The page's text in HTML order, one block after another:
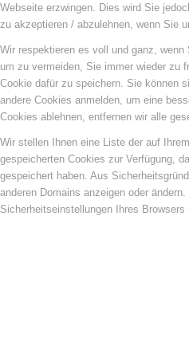
Webseite erzwingen. Dies wird Sie
zu akzeptieren / abzulehnen, wenn Sie
Wir respektieren es voll und ganz,
um zu vermeiden, Sie immer wieder zu
Cookie dafür zu speichern. Sie können
andere Cookies anmelden, um eine
Cookies ablehnen, entfernen wir alle
Wir stellen Ihnen eine Liste der auf
gespeicherten Cookies zur Verfügung,
gespeichert haben. Aus
anderen Domains anzeigen oder
Sicherheitseinstellungen Ihres Browsers